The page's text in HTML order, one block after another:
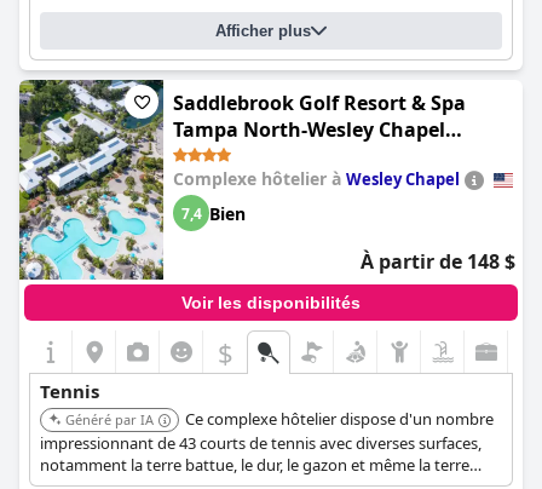
Afficher plus
Saddlebrook Golf Resort & Spa
Tampa North-Wesley Chapel
(Saddlebrook Resort)
Complexe hôtelier à Wesley Chapel
7,4 Bien
À partir de 148 $
Voir les disponibilités
$
Tennis
Généré par IA
Ce complexe hôtelier dispose d'un nombre
impressionnant de 43 courts de tennis avec diverses surfaces,
notamment la terre battue, le dur, le gazon et même la terre